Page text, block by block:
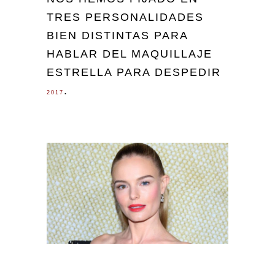
TRES PERSONALIDADES
BIEN DISTINTAS PARA
HABLAR DEL MAQUILLAJE
ESTRELLA PARA DESPEDIR
2017 .